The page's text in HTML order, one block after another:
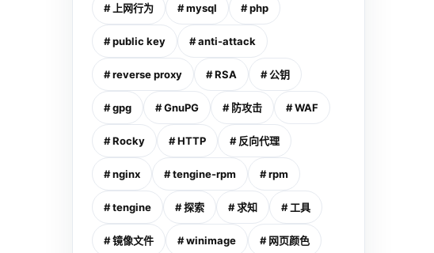
# 上网行为 # mysql # php
# public key # anti-attack
# reverse proxy # RSA # 公钥
# gpg # GnuPG # 防攻击 # WAF
# Rocky # HTTP # 反向代理
# nginx # tengine-rpm # rpm
# tengine # 探索 # 求知 # 工具
# 镜像文件 # winimage # 网页颜色